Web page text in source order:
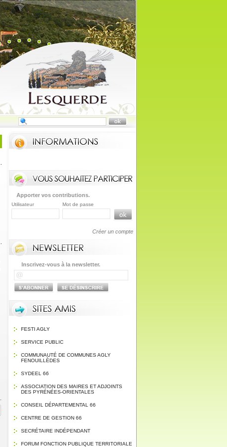
Apporter vos contributions.
Utilisateur Mot de passe
Créer un compte
Inscrivez-vous à la newsletter.
FESTI AGLY
SERVICE PUBLIC
COMMUNAUTÉ DE COMMUNES AGLY
FENOUILLÈDES
SYDEEL 66
ASSOCIATION DES MAIRES ET ADJOINTS
DES PYRÉNÉES-ORIENTALES
CONSEIL DÉPARTEMENTAL 66
CENTRE DE GESTION 66
SECRÉTAIRE INDÉPENDANT
FORUM FONCTION PUBLIQUE TERRITORIALE